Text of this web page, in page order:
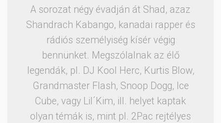
A sorozat négy évadján át Shad, azaz
Shandrach Kabango, kanadai rapper és
rádiós személyiség kísér végig
bennünket. Megszólalnak az élő
legendák, pl. DJ Kool Herc, Kurtis Blow,
Grandmaster Flash, Snoop Dogg, Ice
Cube, vagy Lil´Kim, ill. helyet kaptak
olyan témák is, mint pl. 2Pac rejtélyes